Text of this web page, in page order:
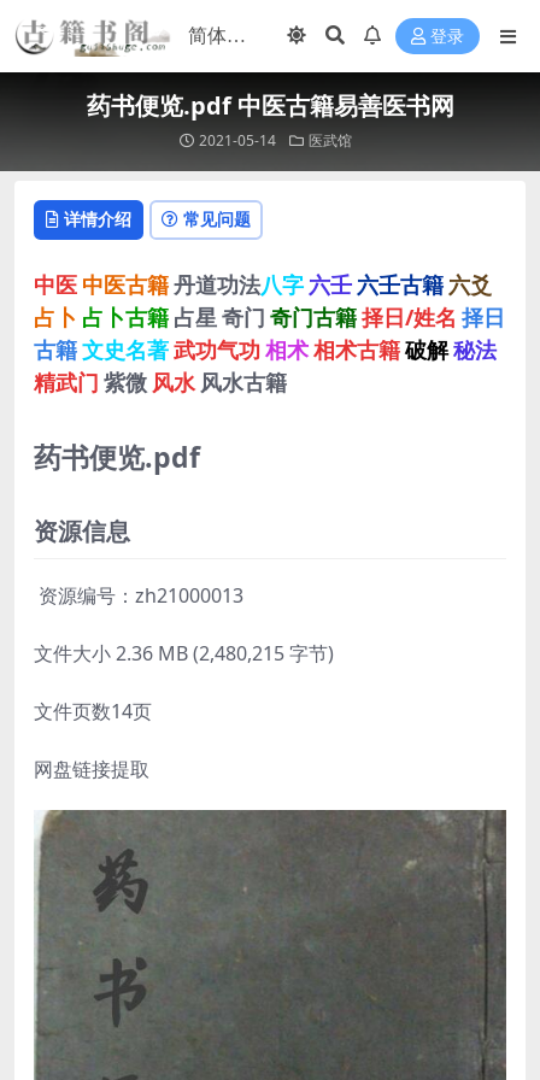
登录
药书便览.pdf 中医古籍易善医书网
2021-05-14 医武馆
详情介绍 常见问题
中医 中医古籍丹道功法八字 六壬 六壬古籍 六爻
占卜 占卜古籍 占星 奇门 奇门古籍择日/姓名 择日
古籍文史名著武功气功 相术相术古籍破解秘法
精武门 紫微 风水 风水古籍
药书便览.pdf
资源信息
资源编号：zh21000013
文件大小 2.36 MB (2,480,215 字节)
文件页数14页
网盘链接提取